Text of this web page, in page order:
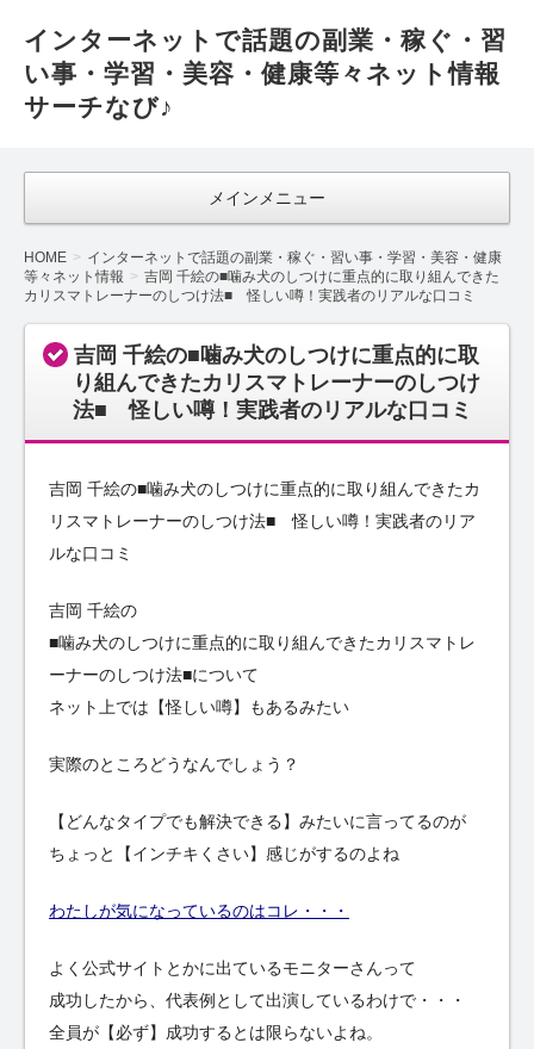
インターネットで話題の副業・稼ぐ・習
い事・学習・美容・健康等々ネット情報
サーチなび♪
メインメニュー
HOME
インターネットで話題の副業・稼ぐ・習い事・学習・美容・健康
等々ネット情報
吉岡 千絵の■噛み犬のしつけに重点的に取り組んできた
カリスマトレーナーのしつけ法■ 怪しい噂！実践者のリアルな口コミ
吉岡 千絵の■噛み犬のしつけに重点的に取
り組んできたカリスマトレーナーのしつけ
法■ 怪しい噂！実践者のリアルな口コミ
吉岡 千絵の■噛み犬のしつけに重点的に取り組んできたカ
リスマトレーナーのしつけ法■ 怪しい噂！実践者のリア
ルな口コミ
吉岡 千絵の
■噛み犬のしつけに重点的に取り組んできたカリスマトレ
ーナーのしつけ法■について
ネット上では【怪しい噂】もあるみたい
実際のところどうなんでしょう？
【どんなタイプでも解決できる】みたいに言ってるのが
ちょっと【インチキくさい】感じがするのよね
わたしが気になっているのはコレ・・・
よく公式サイトとかに出ているモニターさんって
成功したから、代表例として出演しているわけで・・・
全員が【必ず】成功するとは限らないよね。